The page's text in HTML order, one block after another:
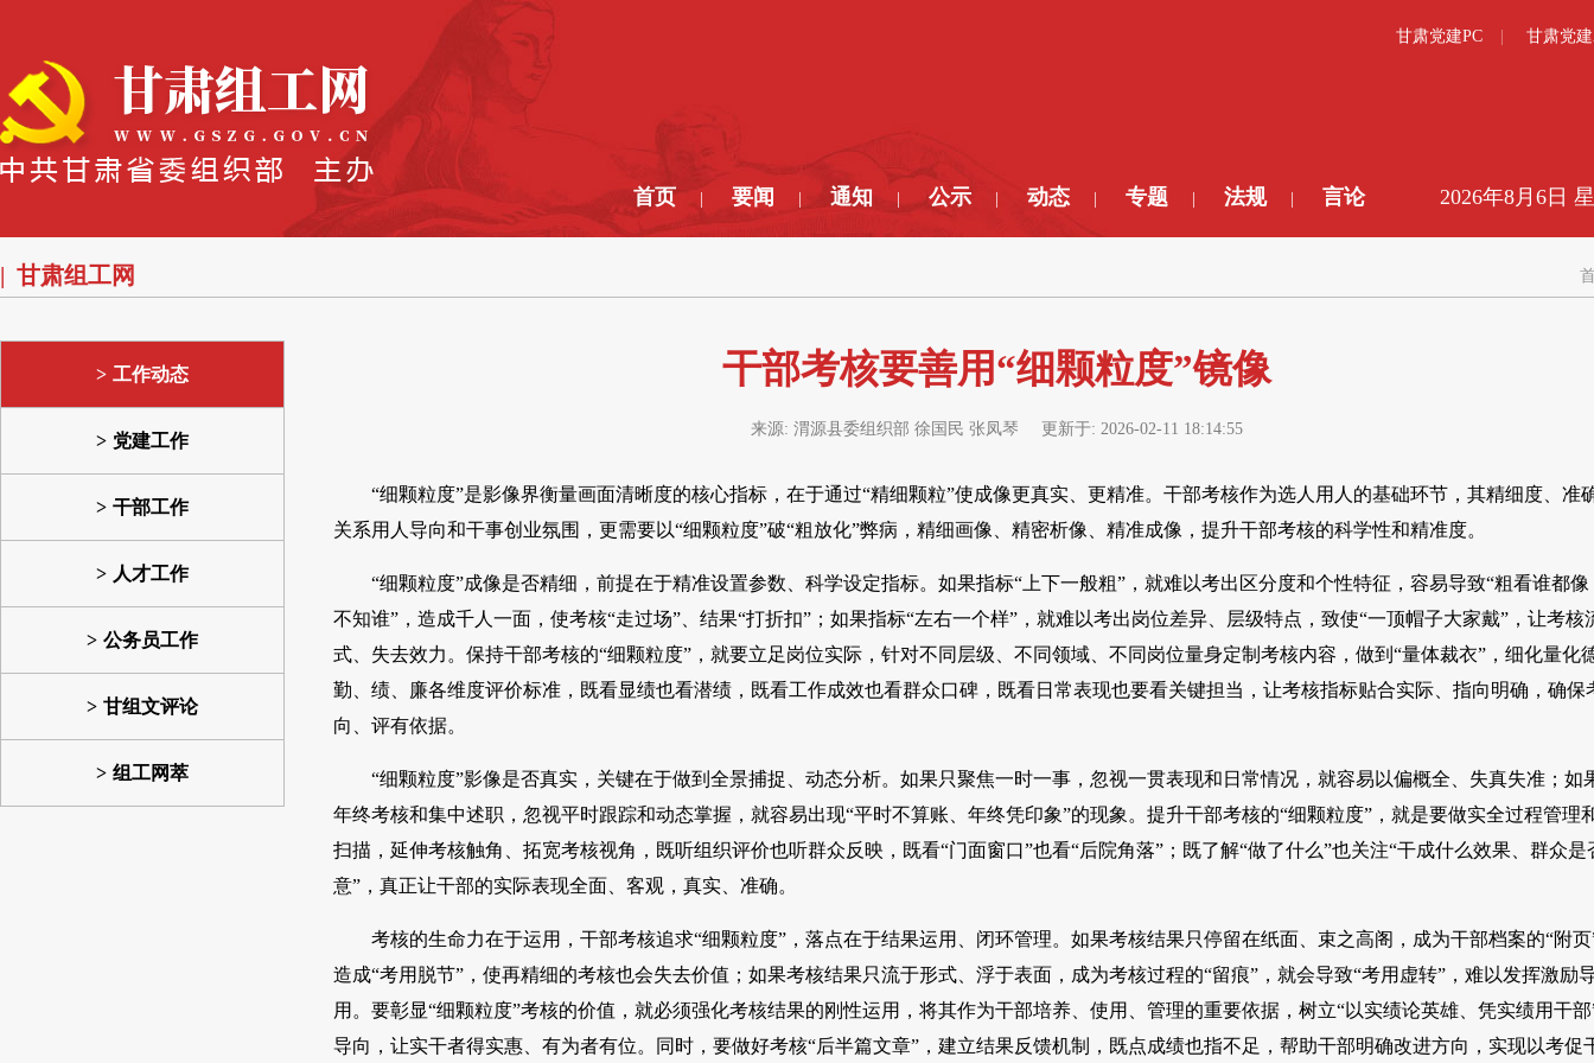
甘肃党建PC 甘肃党
首页 要闻 通知 公示 动态 专题 法规 言论 2026年8月6日
甘肃组工网
工作动态
党建工作
干部工作
人才工作
公务员工作
甘组文评论
组工网萃
干部考核要善用“细颗粒度”镜像
来源: 渭源县委组织部 徐国民 张凤琴 更新于: 2026-02-11 18:14:55
“细颗粒度”是影像界衡量画面清晰度的核心指标，在于通过“精细颗粒”使成像更真实、更精准。干部考核作为选人用人的基础环节，其精细度、准
关系用人导向和干事创业氛围，更需要以“细颗粒度”破“粗放化”弊病，精细画像、精密析像、精准成像，提升干部考核的科学性和精准度。
“细颗粒度”成像是否精细，前提在于精准设置参数、科学设定指标。如果指标“上下一般粗”，就难以考出区分度和个性特征，容易导致“粗看谁都
不知谁”，造成千人一面，使考核“走过场”、结果“打折扣”；如果指标“左右一个样”，就难以考出岗位差异、层级特点，致使“一顶帽子大家戴”，让考核
式、失去效力。保持干部考核的“细颗粒度”，就要立足岗位实际，针对不同层级、不同领域、不同岗位量身定制考核内容，做到“量体裁衣”，细化量化
勤、绩、廉各维度评价标准，既看显绩也看潜绩，既看工作成效也看群众口碑，既看日常表现也要看关键担当，让考核指标贴合实际、指向明确，确保
向、评有依据。
“细颗粒度”影像是否真实，关键在于做到全景捕捉、动态分析。如果只聚焦一时一事，忽视一贯表现和日常情况，就容易以偏概全、失真失准；如
年终考核和集中述职，忽视平时跟踪和动态掌握，就容易出现“平时不算账、年终凭印象”的现象。提升干部考核的“细颗粒度”，就是要做实全过程管理
扫描，延伸考核触角、拓宽考核视角，既听组织评价也听群众反映，既看“门面窗口”也看“后院角落”；既了解“做了什么”也关注“干成什么效果、群众是
意”，真正让干部的实际表现全面、客观，真实、准确。
考核的生命力在于运用，干部考核追求“细颗粒度”，落点在于结果运用、闭环管理。如果考核结果只停留在纸面、束之高阁，成为干部档案的“附
造成“考用脱节”，使再精细的考核也会失去价值；如果考核结果只流于形式、浮于表面，成为考核过程的“留痕”，就会导致“考用虚转”，难以发挥激励
用。要彰显“细颗粒度”考核的价值，就必须强化考核结果的刚性运用，将其作为干部培养、使用、管理的重要依据，树立“以实绩论英雄、凭实绩用干
导向，让实干者得实惠、有为者有位。同时，要做好考核“后半篇文章”，建立结果反馈机制，既点成绩也指不足，帮助干部明确改进方向，实现以考促